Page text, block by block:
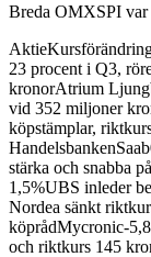
Breda OMXSPI var
23 procent i Q3,
kronorAtrium
vid 352 miljoner
köpstämplar,
stärka och snabba
1,5%UBS inleder
Nordea sänkt
köprådMycronic-
och riktkurs 145